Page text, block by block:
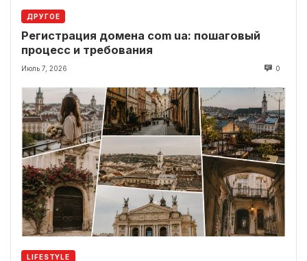
ДРУГОЕ
Регистрация домена com ua: пошаговый
процесс и требования
Июль 7, 2026 0
LIFESTYLE